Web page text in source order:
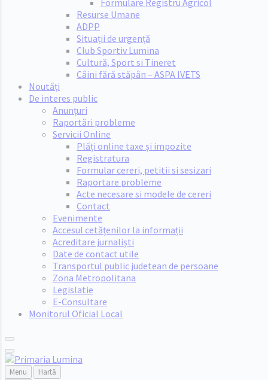
Formulare Registru Agricol
Resurse Umane
ADPP
Situații de urgență
Club Sportiv Lumina
Cultură, Sport si Tineret
Câini fără stăpân – ASPA IVETS
Noutăți
De interes public
Anunțuri
Raportări probleme
Servicii Online
Plăți online taxe și impozite
Registratura
Formular cereri, petitii si sesizari
Raportare probleme
Acte necesare si modele de cereri
Contact
Evenimente
Accesul cetățenilor la informații
Acreditare jurnaliști
Date de contact utile
Transportul public judetean de persoane
Zona Metropolitana
Legislatie
E-Consultare
Monitorul Oficial Local
Menu
Hartă